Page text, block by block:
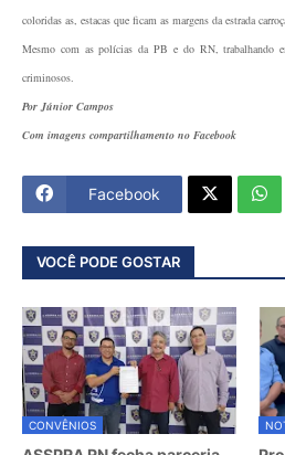
coloridas as, estacas que ficam as margens da estrada
Mesmo com as polícias da PB e do RN, trabalhando
criminosos.
Por Júnior Campos
Com imagens compartilhamento no Facebook
Facebook
VOCÊ PODE GOSTAR
CONVÊNIOS